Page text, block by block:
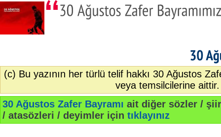
(c) Bu yazının her türlü telif hakkı 30 Ağustos
veya temsilcilerine aittir.
30 Ağustos Zafer Bayramı ait diğer sözler /
/ atasözleri / deyimler için tıklayınız